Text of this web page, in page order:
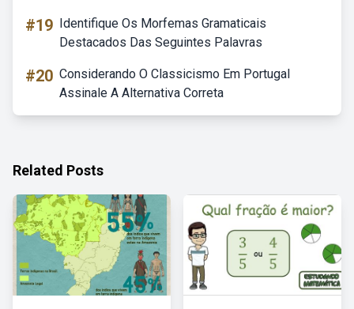
#19 Identifique Os Morfemas Gramaticais
Destacados Das Seguintes Palavras
#20 Considerando O Classicismo Em Portugal
Assinale A Alternativa Correta
Related Posts